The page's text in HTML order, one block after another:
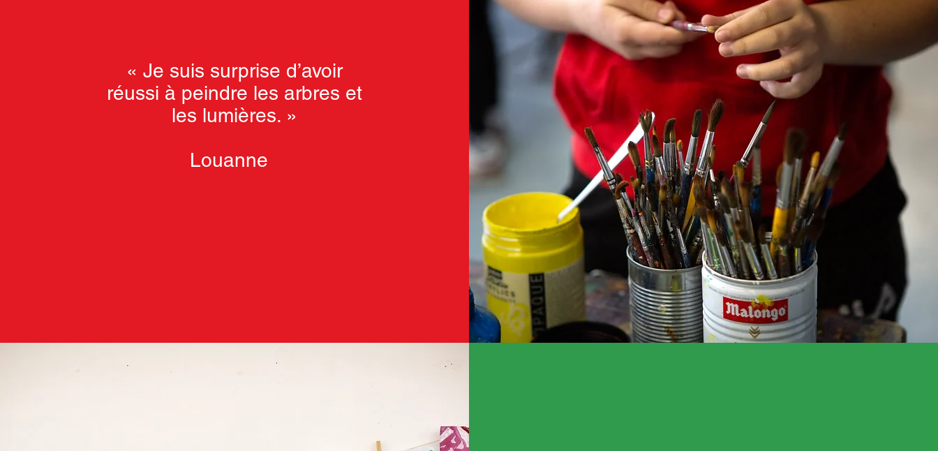
« Je suis surprise d’avoir
réussi à peindre les arbres et
les lumières. »
Louanne